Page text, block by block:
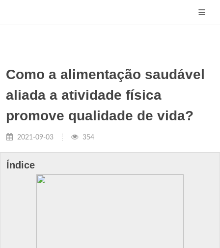
Como a alimentação saudável
aliada a atividade física
promove qualidade de vida?
2021-09-03 354
Índice